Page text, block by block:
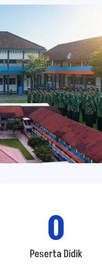
Peserta Didik
0